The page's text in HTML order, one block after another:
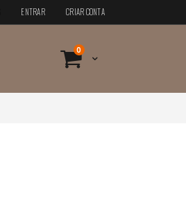
ENTRAR CRIAR CONTA
Cart
0 itens